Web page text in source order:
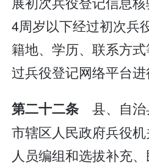
4周岁以下经过初次兵
籍地、学历、联系方
过兵役登记网络平台进
第二十二条 县、自治
市辖区人民政府兵役
人员编组和选拔补充